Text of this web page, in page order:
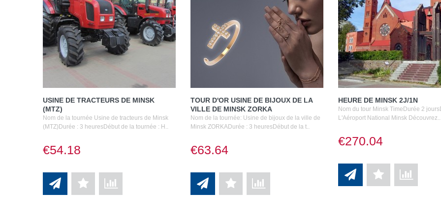
USINE DE TRACTEURS DE MINSK
(MTZ)
Nom de la tournée Usine de tracteurs de Minsk
(MTZ)Durée : 3 heuresDébut de la tournée : H..
€54.18
TOUR D'OR USINE DE BIJOUX DE LA
VILLE DE MINSK ZORKA
Nom de la tournée: Usine de bijoux de la ville de
Minsk ZORKADurée : 3 heuresDébut de la t..
€63.64
HEURE DE MINSK 2J/1N
Nom du tour Minsk TimeDurée 2
L'Aéroport National Minsk Découvrez..
€270.04